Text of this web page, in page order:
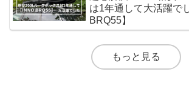
は1年通して大活躍で
BRQ55】
もっと見る